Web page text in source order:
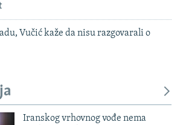
Vučić kaže da nisu razgovarali o
Iranskog vrhovnog vođe nema